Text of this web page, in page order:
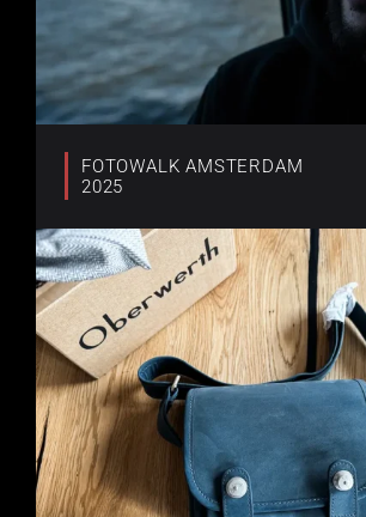
FOTOWALK AMSTERDAM
2025